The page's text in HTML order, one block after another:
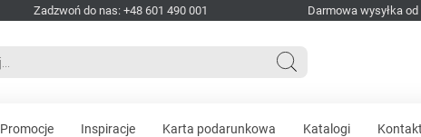
Zadzwoń do nas: +48 601 490 001 Darmowa wysyłka od
Promocje Inspiracje Karta podarunkowa Katalogi Kontakt